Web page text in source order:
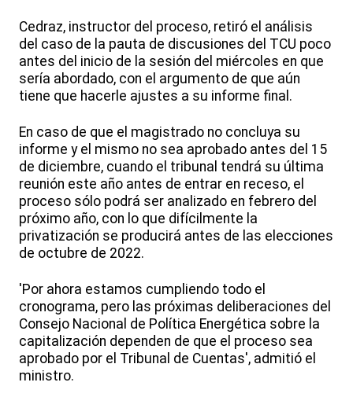
Cedraz, instructor del proceso, retiró el análisis
del caso de la pauta de discusiones del TCU poco
antes del inicio de la sesión del miércoles en que
sería abordado, con el argumento de que aún
tiene que hacerle ajustes a su informe final.
En caso de que el magistrado no concluya su
informe y el mismo no sea aprobado antes del 15
de diciembre, cuando el tribunal tendrá su última
reunión este año antes de entrar en receso, el
proceso sólo podrá ser analizado en febrero del
próximo año, con lo que difícilmente la
privatización se producirá antes de las elecciones
de octubre de 2022.
'Por ahora estamos cumpliendo todo el
cronograma, pero las próximas deliberaciones del
Consejo Nacional de Política Energética sobre la
capitalización dependen de que el proceso sea
aprobado por el Tribunal de Cuentas', admitió el
ministro.